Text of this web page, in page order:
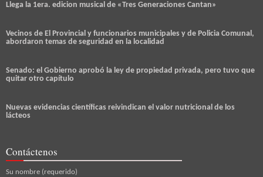
Llega la 1era. edicion musical de «Tres Generaciones Cantan»
Vecinos de El Provincial y funcionarios municipales y de Policia Comunal,
abordaron temas de seguridad en la localidad
Senado: el Gobierno aprobó la ley de propiedad privada, pero tuvo que
quitar otro capítulo
Nuevas evidencias científicas reivindican el valor nutricional de los
lácteos
Contáctenos
Su nombre (requerido)